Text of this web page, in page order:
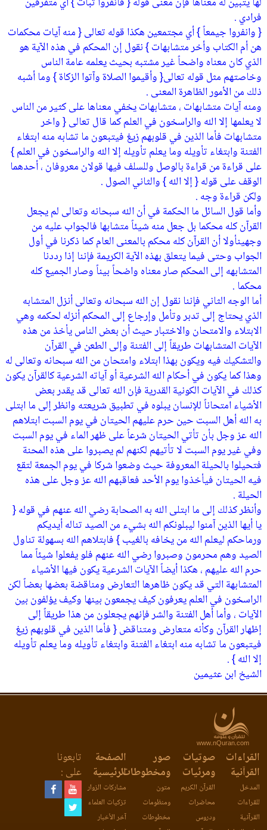
فرادي .
{ وانفروا جيمعاً } أي مجتمعين هكذا قوله تعالى { منه آيات محكمات
هن أم الكتاب وأخر متشابهات } نقول إن المحكم في هذه الآية هو
الذي كان معناه واضحاً غير مشتبه بحيث يعلمه عامة الناس
وخاصتهم مثل قوله تعالى{ وأقيموا الصلاة وآتوا الزكاة } وما أشبه
ذلك من الأمور الظاهرة المعنى .
ومنه آيات متشابهات ، متشابهات يخفي معناها على كثير من الناس
لا يعلمها إلا الله والراسخون في العلم كما قال تعالى { واخر
متشابهات فأما الذين في قلوبهم زيغ فيتبعون ما تشابه منه ابتغاء
الفتنة وابتغاء تأويله وما يعلم تأويله إلا الله والراسخون في العلم }
على قراءة من قراءة بالوصل وللسلف فيها قولان معروفان ، أحدهما
الوقف على قوله { إلا الله } والثاني الصول .
ولكن قراءة وجه .
وأما قول السائل ما الحكمة في أن الله سبحانه وتعالى لم يجعل
القرآن كله محكما بل جعل منه شيئاً متشابها فالجواب عليه من
وجهينأولا أن القرآن كله محكم بالمعنى العام كما ذكرنا في أول
الجواب وحتى فيما يتعلق بهذه الآية الكريمة فإننا إذا رددنا
المتشابهه إلى المحكم صار معناه واضحاً بيناً وصار الجميع كله
محكما .
أما الوجه الثاني فإننا نقول إن الله سبحانه وتعالى أنزل المتشابه
الذي يحتاج إلى تدبر وتأمل وإرجاع إلى المحكم أنزله لحكمه وهي
الابتلاء والامتحان والاختبار حيث أن بعض الناس يأخذ من هذه
الآيات المتشابهات طريقاً إلى الفتنة وإلى الطعن في القرآن
والتشكيك فيه ويكون بهذا ابتلاء وامتحان من الله سبحانه وتعالى له
وهذا كما يكون في أحكام الله الشرعية أو آياته الشرعية كالقرآن يكون
كذلك في الآيات الكونية القدرية فإن الله تعالى قد يقدر بعض
الأشياء امتحاناً للإنسان يبلوه في تطبيق شريعته وانظر إلى ما ابتلى
به الله أهل السبت حين حرم عليهم الحيتان في يوم السبت ابتلاهم
الله عز وجل بأن تأتي الحيتان شرعاً على ظهر الماء في يوم السبت
وفي غير يوم السبت لا تأتيهم لكنهم لم يصبروا على هذه المحنة
فتحيلوا بالحيلة المعروفة حيث وضعوا شركا في يوم الجمعة لتقع
فيه الحيتان فيأخذوا يوم الأحد فعاقبهم الله عز وجل على هذه
الحيلة .
وأنظر كذلك إلى ما ابتلى الله به الصحابة رضي الله عنهم في قوله {
يا أيها الذين آمنوا ليبلونكم الله بشيء من الصيد تناله أيديكم
ورماحكم ليعلم الله من يخافه بالغيب } فابتلاهم الله بسهولة تناول
الصيد وهم محرمون وصبروا رضي الله عنهم فلو يفعلوا شيئاً مما
حرم الله عليهم ، هكذا أيضاً الآيات الشرعية يكون فيها الأشياء
المتشابهة التي قد يكون ظاهرها التعارض ومناقضة بعضها بعضاً لكن
الراسخون في العلم يعرفون كيف يجمعون بينها وكيف يؤلفون بين
الآيات ، وأما أهل الفتنة والشر فإنهم يجعلون من هذا طريقاً إلى
إظهار القرآن وكأنه متعارض ومتناقض { فأما الذين في قلوبهم زيغ
فيتبعون ما تشابه منه ابتغاء الفتنة وابتغاء تأويله وما يعلم تأويله
إلا الله } .
الشيخ ابن عثيمين
www.nQuran.com
القراءات
القرآنية
المدخل
للقراءات
القرآنية
صوتيات
ومرئيات
القرآن الكريم
محاضرات
ودروس
صور
ومخطوطات
متون
ومنظومات
مخطوطات
الصفحة
الرئيسية
مشاركات الزوار
تزكيات العلماء
آخر الأخبار
تابعونا
على :